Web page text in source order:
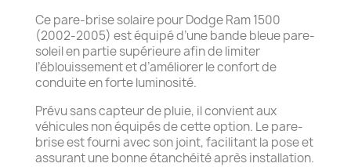
Ce pare-brise solaire pour Dodge Ram 1500
(2002-2005) est équipé d’une bande bleue pare-
soleil en partie supérieure afin de limiter
l’éblouissement et d’améliorer le confort de
conduite en forte luminosité.
Prévu sans capteur de pluie, il convient aux
véhicules non équipés de cette option. Le pare-
brise est fourni avec son joint, facilitant la pose et
assurant une bonne étanchéité après installation.